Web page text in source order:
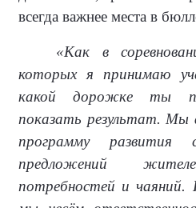
всегда важнее места в
«Как в
которых я принимаю
какой дорожке ты
показать результат.
программу развития
предложений
потребностей и чаяний.